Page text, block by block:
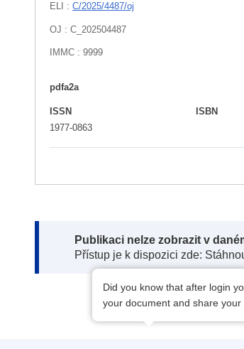
ELI : C/2025/4487/oj
OJ : C_202504487
IMMC : 9999
pdfa2a
ISSN
1977-0863
ISBN
Note:
Publikaci nelze zobrazit v
Přístup je k dispozici zde:
Did you know that after login
your document and share